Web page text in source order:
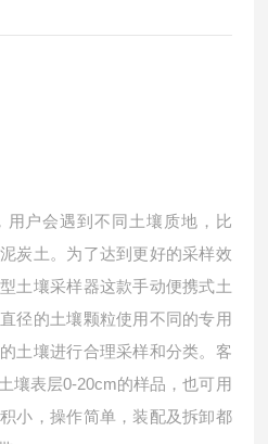
用户会遇到不同土壤质地，比
炭土。为了达到更好的采样效
土壤采样器这款手动便携式土
径的土壤颗粒使用不同的专用
土壤进行合理采样和分类。客
壤表层0-20cm的样品，也可用
小，操作简单，装配及拆卸都